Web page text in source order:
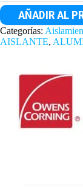
AÑADIR AL
Categorías:
AISLANTE,